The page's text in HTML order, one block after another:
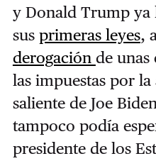
y Donald Trump ya
sus primeras leyes,
derogación de unas
las impuestas por
saliente de Joe
tampoco podía
presidente de los